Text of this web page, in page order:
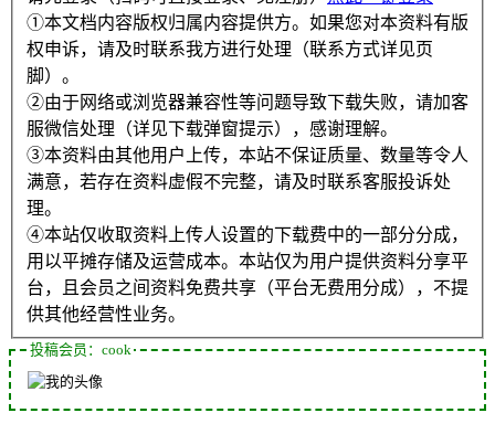
①本文档内容版权归属内容提供方。如果您对本资料有版
权申诉，请及时联系我方进行处理（联系方式详见页
脚）。
②由于网络或浏览器兼容性等问题导致下载失败，请加客
服微信处理（详见下载弹窗提示），感谢理解。
③本资料由其他用户上传，本站不保证质量、数量等令人
满意，若存在资料虚假不完整，请及时联系客服投诉处
理。
④本站仅收取资料上传人设置的下载费中的一部分分成，
用以平摊存储及运营成本。本站仅为用户提供资料分享平
台，且会员之间资料免费共享（平台无费用分成），不提
供其他经营性业务。
投稿会员：cook